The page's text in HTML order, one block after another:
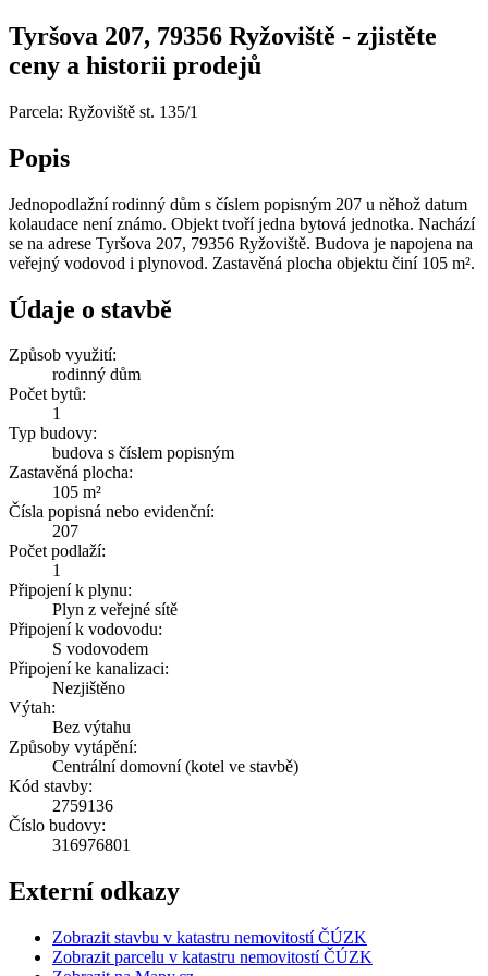
Tyršova 207, 79356 Ryžoviště - zjistěte
ceny a historii prodejů
Parcela: Ryžoviště st. 135/1
Popis
Jednopodlažní rodinný dům s číslem popisným 207 u něhož datum
kolaudace není známo. Objekt tvoří jedna bytová jednotka. Nachází
se na adrese Tyršova 207, 79356 Ryžoviště. Budova je napojena na
veřejný vodovod i plynovod. Zastavěná plocha objektu činí 105 m².
Údaje o stavbě
Způsob využití:
rodinný dům
Počet bytů:
1
Typ budovy:
budova s číslem popisným
Zastavěná plocha:
105 m²
Čísla popisná nebo evidenční:
207
Počet podlaží:
1
Připojení k plynu:
Plyn z veřejné sítě
Připojení k vodovodu:
S vodovodem
Připojení ke kanalizaci:
Nezjištěno
Výtah:
Bez výtahu
Způsoby vytápění:
Centrální domovní (kotel ve stavbě)
Kód stavby:
2759136
Číslo budovy:
316976801
Externí odkazy
Zobrazit stavbu v katastru nemovitostí ČÚZK
Zobrazit parcelu v katastru nemovitostí ČÚZK